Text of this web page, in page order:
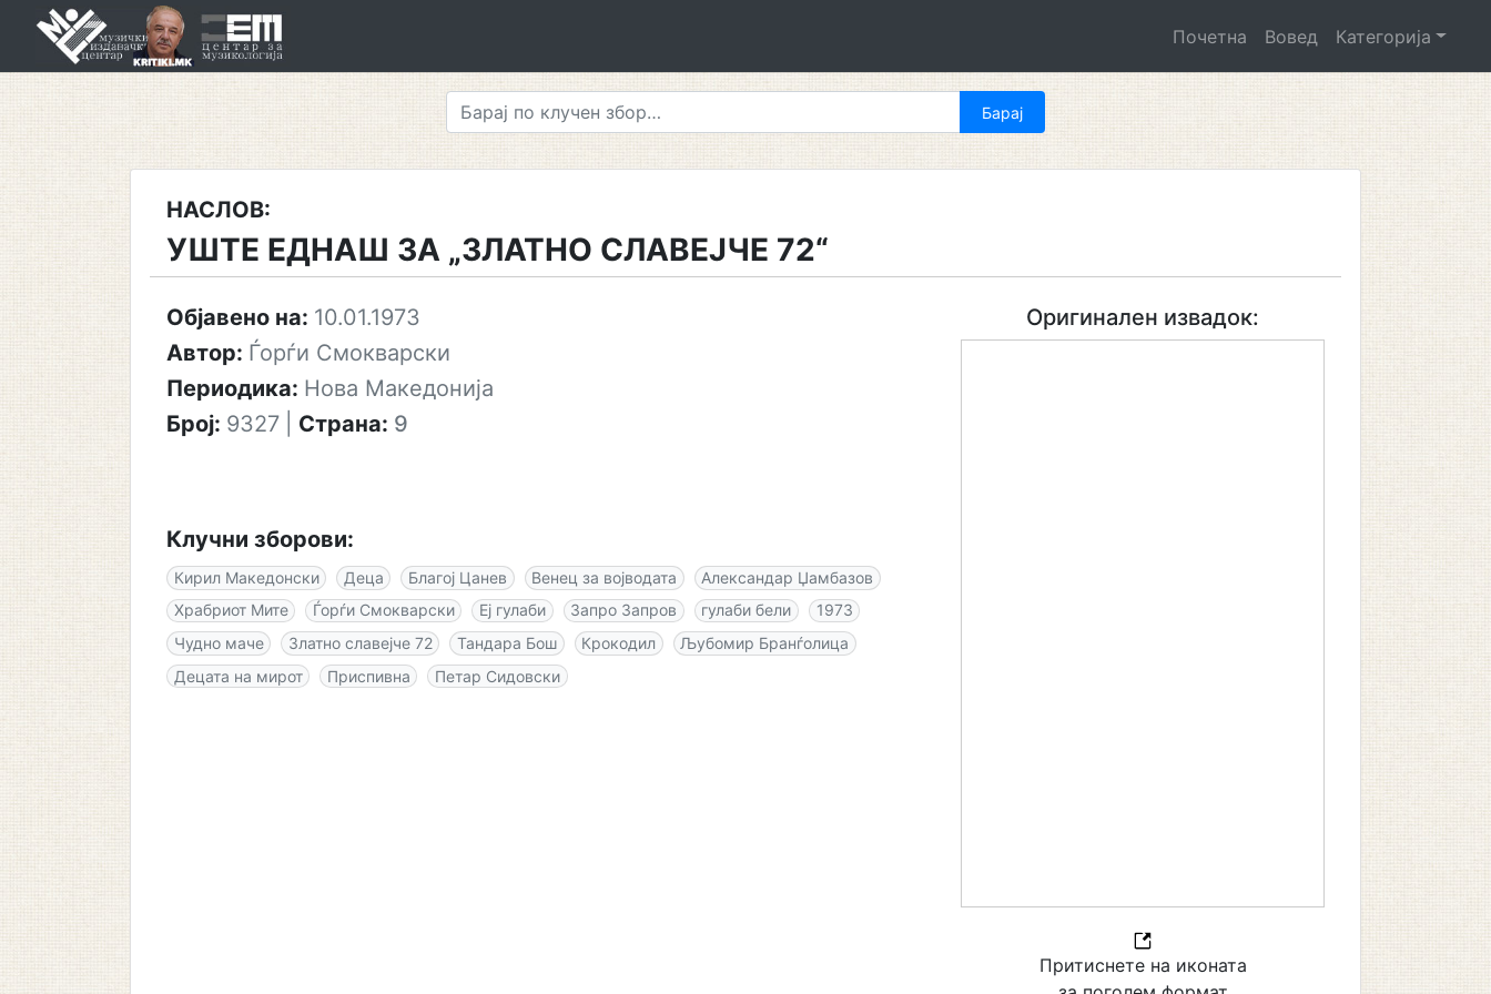
Почетна Вовед Категорија
НАСЛОВ:
УШТЕ ЕДНАШ ЗА „ЗЛАТНО СЛАВЕЈЧЕ 72“
Објавено на: 10.01.1973
Автор: Ѓорѓи Смокварски
Периодика: Нова Македонија
Број: 9327 Страна: 9
Клучни зборови:
Кирил Македонски Деца Благој Цанев Венец за војводата
Александар Џамбазов
Храбриот Мите
Ѓорѓи Смокварски Еј гулаби Запро Запров гулаби бели
1973
Чудно маче
Златно славејче 72 Тандара Бош Крокодил
Љубомир Бранѓолица
Децата на мирот
Приспивна Петар Сидовски
Оригинален извадок:
Притиснете на иконата